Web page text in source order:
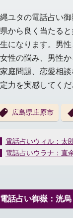
ユタの電話占い
から良く当たる
になります。男
性の悩み、男性
庭問題、恋愛相
力を実感してくだ
広島県庄原市
投
稿
ー
シ
電話占いウィル：太
電話占いウラナ：直
電話占い御嶽：洸